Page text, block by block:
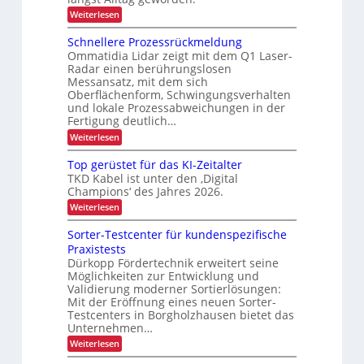
e
n
t
r
a
n
s
p
o
r
t
n
s
t
z
e
t
o
g
s
t
i
k
l
ä
s
i
g
e
r
T
r
a
n
s
p
o
r
t
v
o
F
r
a
c
h
t
u
n
d
G
e
Weiterlesen:
B
a
n
d
g
e
f
a
h
r
:
A
u
s
g
e
d
i
e
n
t
e
E
-
Z
i
g
a
r
Schnellere Prozessrückmeldung
Ommatidia Lidar zeigt mit dem Q1 Laser-
Radar einen berührungslosen
Messansatz, mit dem sich
Oberflächenform, Schwingungsverhalten
und lokale Prozessabweichungen in der
Fertigung deutlich…
Weiterlesen:
S
h
n
e
l
l
r
e
P
r
o
z
e
s
s
r
ü
Top gerüstet für das KI-Zeitalter
TKD Kabel ist unter den ‚Digital
Champions‘ des Jahres 2026.
Weiterlesen:
T
p
g
e
r
ü
s
t
e
t
f
ü
Sorter-Testcenter für kundenspezifische
Praxistests
Dürkopp Fördertechnik erweitert seine
Möglichkeiten zur Entwicklung und
Validierung moderner Sortierlösungen:
Mit der Eröffnung eines neuen Sorter-
Testcenters in Borgholzhausen bietet das
Unternehmen…
Weiterlesen:
S